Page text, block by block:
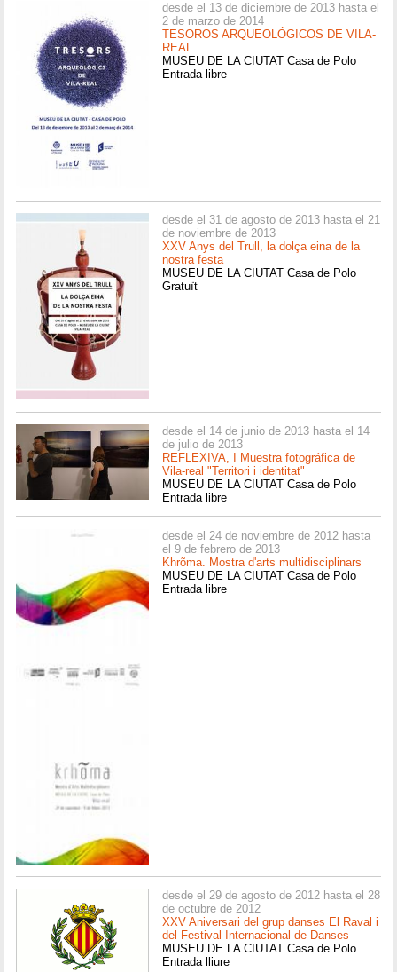
desde el 13 de diciembre de 2013 hasta el
2 de marzo de 2014
TESOROS ARQUEOLÓGICOS DE VILA-
REAL
MUSEU DE LA CIUTAT Casa de Polo
Entrada libre
desde el 31 de agosto de 2013 hasta el 21
de noviembre de 2013
XXV Anys del Trull, la dolça eina de la
nostra festa
MUSEU DE LA CIUTAT Casa de Polo
Gratuït
desde el 14 de junio de 2013 hasta el 14
de julio de 2013
REFLEXIVA, I Muestra fotográfica de
Vila-real "Territori i identitat"
MUSEU DE LA CIUTAT Casa de Polo
Entrada libre
desde el 24 de noviembre de 2012 hasta
el 9 de febrero de 2013
Khrõma. Mostra d'arts multidisciplinars
MUSEU DE LA CIUTAT Casa de Polo
Entrada libre
desde el 29 de agosto de 2012 hasta el 28
de octubre de 2012
XXV Aniversari del grup danses El Raval i
del Festival Internacional de Danses
MUSEU DE LA CIUTAT Casa de Polo
Entrada lliure